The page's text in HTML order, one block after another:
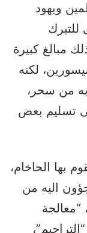
ويهود
مبالغ كبيرة
لكنه
به من سحر،
تسليم بعض
بها الحاخام،
اليه من
“معالجة